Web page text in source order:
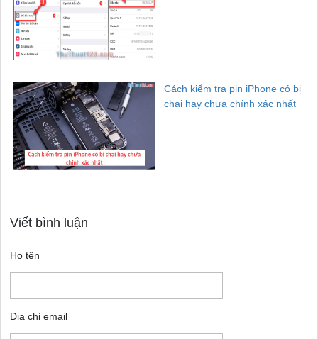
Cách kiểm tra pin iPhone có bị
chai hay chưa chính xác nhất
Viết bình luận
Họ tên
Địa chỉ email